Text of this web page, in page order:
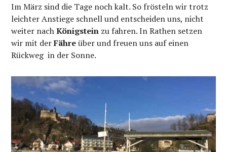
Im März sind die Tage noch kalt. So frösteln wir trotz
leichter Anstiege schnell und entscheiden uns, nicht
weiter nachKönigstein zu fahren. In Rathen setzen
wir mit derFähreüber und freuen uns auf einen
Rückweg in der Sonne.